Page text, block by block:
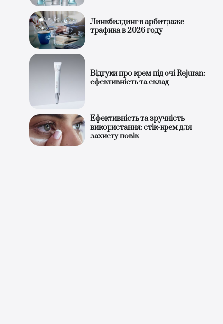
Линкбилдинг в арбитраже
трафика в 2026 году
Відгуки про крем під очі Rejuran:
ефективність та склад
Ефективність та зручність
використання: стік-крем для
захисту повік